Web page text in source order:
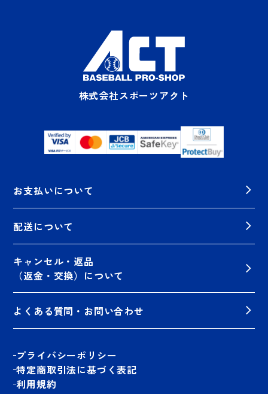
株式会社スポーツアクト
お支払いについて
配送について
キャンセル・返品
（返金・交換）について
よくある質問・お問い合わせ
プライバシーポリシー
特定商取引法に基づく表記
利用規約